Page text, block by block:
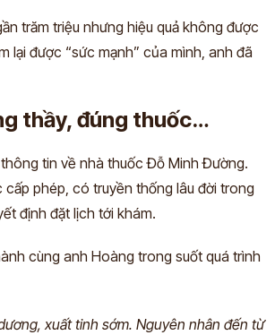
trăm triệu nhưng hiệu quả không được
lại được “sức mạnh” của mình, anh đã
thầy, đúng thuốc…
tin về nhà thuốc Đỗ Minh Đường.
cấp phép, có truyền thống lâu đời trong
định đặt lịch tới khám.
cùng anh Hoàng trong suốt quá trình
xuất tinh sớm. Nguyên nhân đến từ